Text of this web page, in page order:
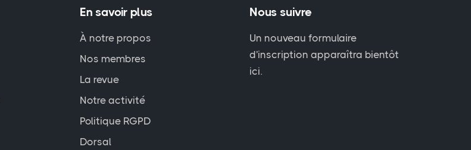
En savoir plus
À notre propos
Nos membres
La revue
Notre activité
Politique RGPD
Dorsal
Nous suivre
Un nouveau formulaire
d'inscription apparaîtra bientôt
ici.